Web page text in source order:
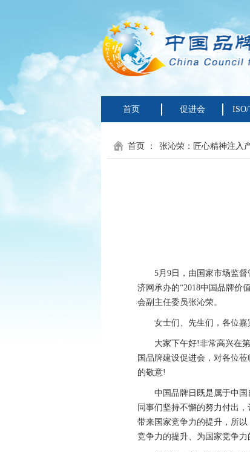
首页 促进会 ISO/
首页 ： 张沁荣：匠心精神注入
5月9日，由国家市场监督
济网承办的“2018中国品牌价
会副主任委员张沁荣。
女士们、先生们，各位嘉
大家下午好!非常高兴在第
国品牌建设促进会，对各位
的敬意!
中国品牌日既是属于中国自
同事们坚持不懈的努力付出
带来国家竞争力的提升，所
竞争力的提升、为国家竞争力